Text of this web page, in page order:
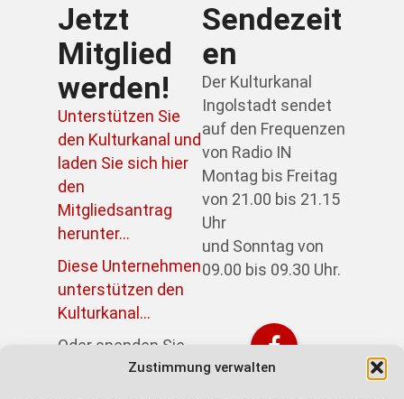
Zustimmung verwalten
Jetzt
Mitglied
werden!
Unterstützen Sie
den Kulturkanal und
laden Sie sich hier
den
Mitgliedsantrag
herunter...
Diese Unternehmen
unterstützen den
Kulturkanal...
Oder spenden Sie
direkt über PayPal:
Sendezeit
en
Der Kulturkanal
Ingolstadt sendet
auf den Frequenzen
von Radio IN
Montag bis Freitag
von 21.00 bis 21.15
Uhr
und Sonntag von
09.00 bis 09.30 Uhr.